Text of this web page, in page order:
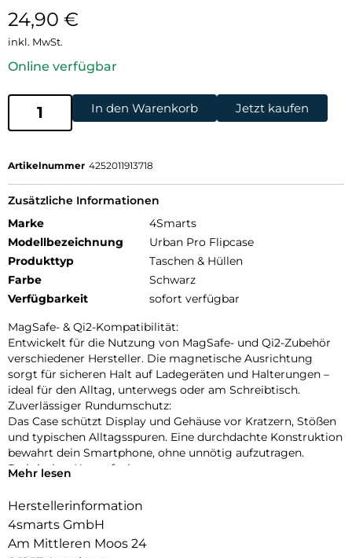
24,90 €
inkl. MwSt.
Online verfügbar
In den Warenkorb Jetzt kaufen
Artikelnummer 4252011913718
Zusätzliche Informationen
Marke
4Smarts
Modellbezeichnung
Urban Pro Flipcase
Produkttyp
Taschen & Hüllen
Farbe
Schwarz
Verfügbarkeit
sofort verfügbar
MagSafe- & Qi2-Kompatibilität:
Entwickelt für die Nutzung von MagSafe- und Qi2-Zubehör
verschiedener Hersteller. Die magnetische Ausrichtung
sorgt für sicheren Halt auf Ladegeräten und Halterungen –
ideal für den Alltag, unterwegs oder am Schreibtisch.
Zuverlässiger Rundumschutz:
Das Case schützt Display und Gehäuse vor Kratzern, Stößen
und typischen Alltagsspuren. Eine durchdachte Konstruktion
bewahrt dein Smartphone, ohne unnötig aufzutragen.
Praktisches Kartenfach:
Platz für Kredit- oder Bankkarten und unterstützt einen
Passgenau & durchdacht:
Präzise Aussparungen gewährleisten uneingeschränkten
Mehr lesen
Herstellerinformation
4smarts GmbH
Am Mittleren Moos 24